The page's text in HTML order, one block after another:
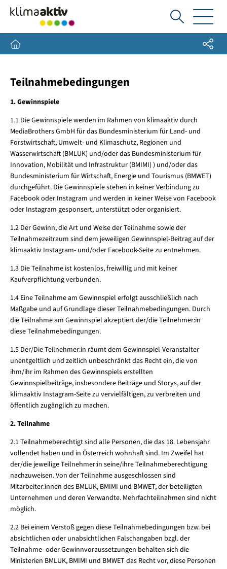
Ich
suche...
Home Share
Teilnahmebedingungen
1. Gewinnspiele
1.1 Die Gewinnspiele werden im Rahmen von klimaaktiv durch
MediaBrothers GmbH für das Bundesministerium für Land- und
Forstwirtschaft, Umwelt- und Klimaschutz, Regionen und
Wasserwirtschaft (BMLUK) und/oder das Bundesministerium für
Innovation, Mobilität und Infrastruktur (BMIMI) ) und/oder das
Bundesministerium für Wirtschaft, Energie und Tourismus (BMWET)
durchgeführt. Die Gewinnspiele stehen in keiner Verbindung zu
Facebook oder Instagram und werden in keiner Weise von Facebook
oder Instagram gesponsert, unterstützt oder organisiert.
1.2 Der Gewinn, die Art und Weise der Teilnahme sowie der
Teilnahmezeitraum sind dem jeweiligen Gewinnspiel-Beitrag auf der
klimaaktiv Instagram- und/oder Facebook-Seite zu entnehmen.
1.3 Die Teilnahme ist kostenlos, freiwillig und mit keiner
Kaufverpflichtung verbunden.
1.4 Eine Teilnahme am Gewinnspiel erfolgt ausschließlich nach
Maßgabe und auf Grundlage dieser Teilnahmebedingungen. Durch
die Teilnahme am Gewinnspiel akzeptiert der/die Teilnehmer:in
diese Teilnahmebedingungen.
1.5 Der/Die Teilnehmer:in räumt dem Gewinnspiel-Veranstalter
unentgeltlich und zeitlich unbeschränkt das Recht ein, die von
ihm/ihr im Rahmen des Gewinnspiels erstellten
Gewinnspielbeiträge, insbesondere Beiträge und Storys, auf der
klimaaktiv Instagram-Seite zu vervielfältigen, zu verbreiten und
öffentlich zugänglich zu machen.
2. Teilnahme
2.1 Teilnahmeberechtigt sind alle Personen, die das 18. Lebensjahr
vollendet haben und in Österreich wohnhaft sind. Im Zweifel hat
der/die jeweilige Teilnehmer:in seine/ihre Teilnahmeberechtigung
nachzuweisen. Von der Teilnahme ausgeschlossen sind
Mitarbeiter:innen des BMLUK, BMIMI und BMWET, der beteiligten
Unternehmen und deren Verwandte. Mehrfachteilnahmen sind nicht
möglich.
2.2 Bei einem Verstoß gegen diese Teilnahmebedingungen bzw. bei
absichtlichen oder unabsichtlichen Falschangaben bzgl. der
Teilnahme- oder Gewinnvoraussetzungen behalten sich die
Ministerien BMLUK, BMIMI und BMWET das Recht vor, diese Personen